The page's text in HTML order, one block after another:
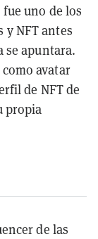
uno de los
y NFT antes
se apuntara.
como avatar
de NFT de
propia
de las